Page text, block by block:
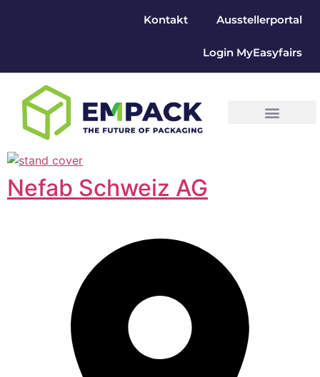
Kontakt Ausstellerportal
Login MyEasyfairs
Nefab Schweiz AG